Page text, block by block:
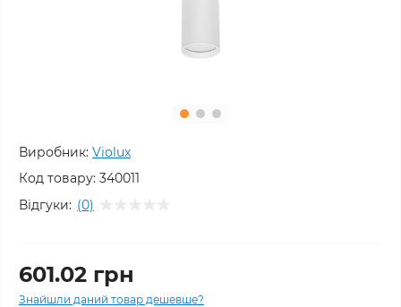
Виробник: Violux
Код товару: 340011
Відгуки: (0)
601.02 грн
Знайшли даний товар дешевше?